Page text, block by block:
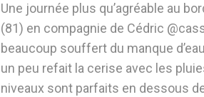
Une journée plus qu’agréable au
(81) en compagnie de Cédric
beaucoup souffert du manque
un peu refait la cerise avec les
niveaux sont parfaits en dessous